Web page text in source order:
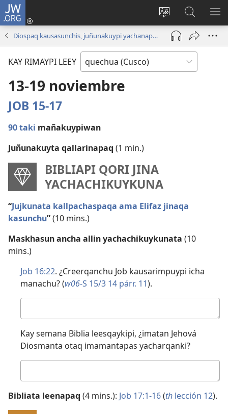
JW.ORG
Direccionpi
akllay
Sutiykiwan
jaykuy
(abre
nueva
JW.ORG
nisqapi
maskhay
Diospaq kausasunchis, juñunakuypi yachanapaq | Noviembre - Diciembre 2023
KAY RIMAYPI LEEY
13-19 noviembre
JOB 15-17
90 taki mañakuypiwan
Juñunakuyta qallarinapaq (1 min.)
BIBLIAPI QORI JINA
YACHACHIKUYKUNA
“Jujkunata kallpachaspaqa ama Elifaz jinaqa
kasunchu”(10 mins.)
Maskhasun ancha allin yachachikuykunata (10
mins.)
Job 16:22. ¿Creerqanchu Job kausarimpuypi icha
manachu? (w06-S 15/3 14 párr. 11).
Kay semana Biblia leesqaykipi, ¿imatan Jehová
Diosmanta otaq imamantapas yacharqanki?
Bibliata leenapaq (4 mins.): Job 17:​1-16(th lección 12).